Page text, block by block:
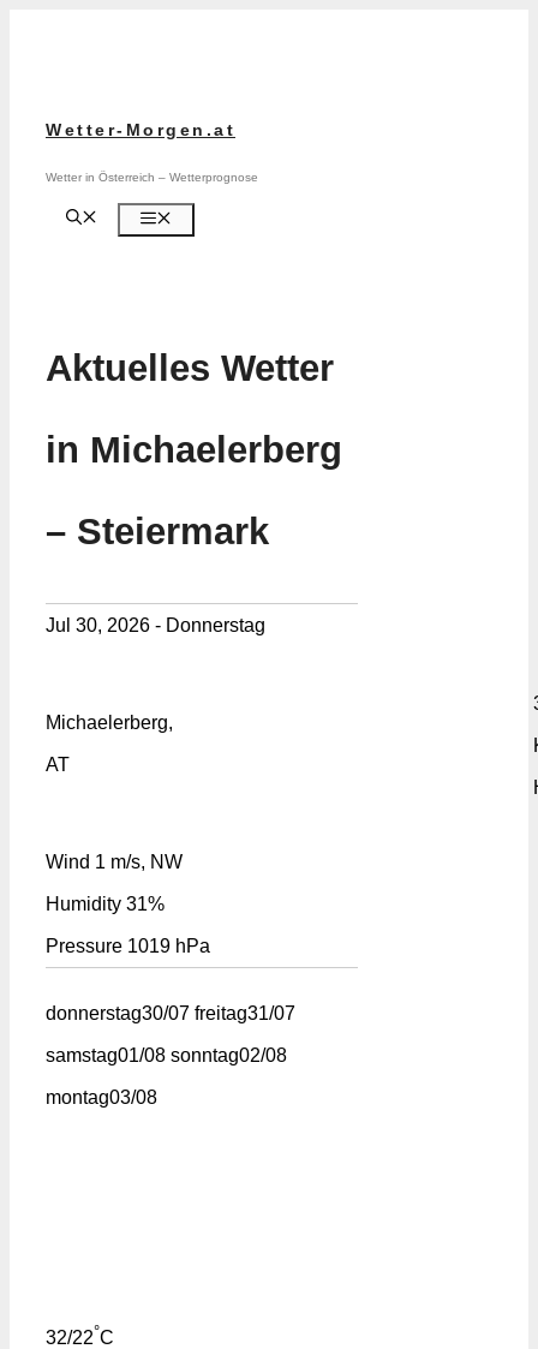
Wetter-Morgen.at
Wetter in Österreich – Wetterprognose
Aktuelles Wetter
in Michaelerberg
– Steiermark
Jul 30, 2026 - Donnerstag
Michaelerberg,
AT
Wind 1 m/s, NW
Humidity 31%
Pressure 1019 hPa
donnerstag30/07 freitag31/07
samstag01/08 sonntag02/08
montag03/08
32/22°C